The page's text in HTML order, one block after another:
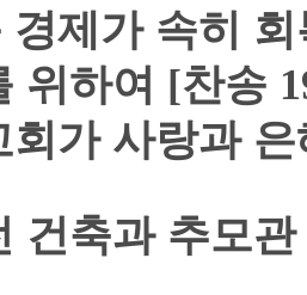
경제가 속히
위하여 [찬송
회가 사랑과
건축과 추모